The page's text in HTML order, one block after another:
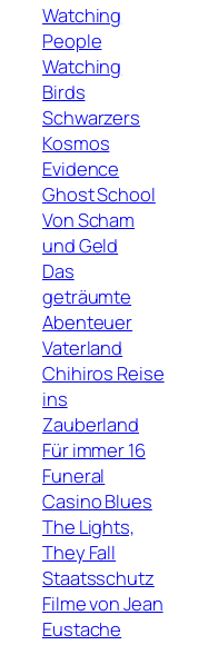
Watching
People
Watching
Birds
Schwarzers
Kosmos
Evidence
Ghost School
Von Scham
und Geld
Das
geträumte
Abenteuer
Vaterland
Chihiros Reise
ins
Zauberland
Für immer 16
Funeral
Casino Blues
The Lights,
They Fall
Staatsschutz
Filme von Jean
Eustache